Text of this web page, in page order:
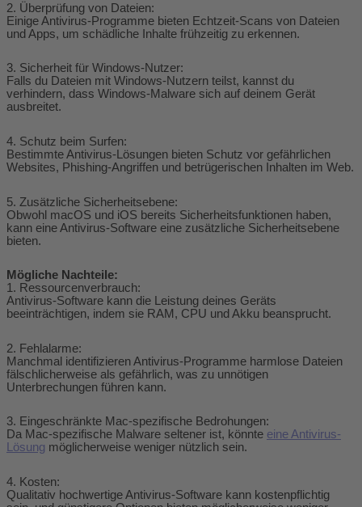
2. Überprüfung von Dateien:
Einige Antivirus-Programme bieten Echtzeit-Scans von Dateien
und Apps, um schädliche Inhalte frühzeitig zu erkennen.
3. Sicherheit für Windows-Nutzer:
Falls du Dateien mit Windows-Nutzern teilst, kannst du
verhindern, dass Windows-Malware sich auf deinem Gerät
ausbreitet.
4. Schutz beim Surfen:
Bestimmte Antivirus-Lösungen bieten Schutz vor gefährlichen
Websites, Phishing-Angriffen und betrügerischen Inhalten im Web.
5. Zusätzliche Sicherheitsebene:
Obwohl macOS und iOS bereits Sicherheitsfunktionen haben,
kann eine Antivirus-Software eine zusätzliche Sicherheitsebene
bieten.
Mögliche Nachteile:
1. Ressourcenverbrauch:
Antivirus-Software kann die Leistung deines Geräts
beeinträchtigen, indem sie RAM, CPU und Akku beansprucht.
2. Fehlalarme:
Manchmal identifizieren Antivirus-Programme harmlose Dateien
fälschlicherweise als gefährlich, was zu unnötigen
Unterbrechungen führen kann.
3. Eingeschränkte Mac-spezifische Bedrohungen:
Da Mac-spezifische Malware seltener ist, könnte eine Antivirus-
Lösung möglicherweise weniger nützlich sein.
4. Kosten:
Qualitativ hochwertige Antivirus-Software kann kostenpflichtig